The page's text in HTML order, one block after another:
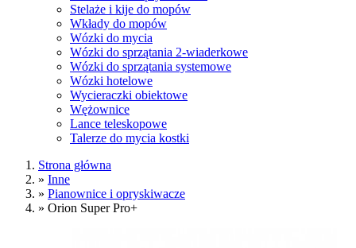
Stelaże i kije do mopów
Wkłady do mopów
Wózki do mycia
Wózki do sprzątania 2-wiaderkowe
Wózki do sprzątania systemowe
Wózki hotelowe
Wycieraczki obiektowe
Wężownice
Lance teleskopowe
Talerze do mycia kostki
Strona główna
» Inne
» Pianownice i opryskiwacze
» Orion Super Pro+